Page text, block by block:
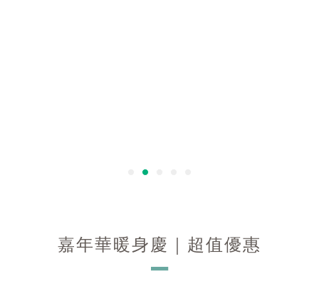
嘉年華暖身慶｜超值優惠
－